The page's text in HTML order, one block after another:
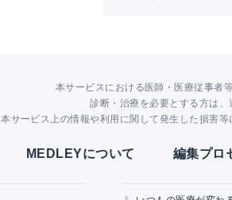
本サービスにおける医師・医療従事者
診断・治療を必要とする方は、
本サービス上の情報や利用に関して発生した損害
MEDLEYについて 編集プロ